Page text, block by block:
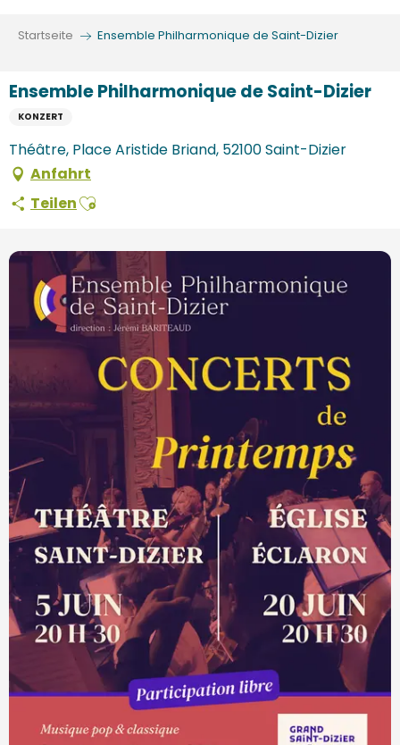
Startseite Ensemble Philharmonique de Saint-Dizier
Ensemble Philharmonique de Saint-Dizier
KONZERT
Théâtre, Place Aristide Briand, 52100 Saint-Dizier
Anfahrt
TeilenAjouter aux favoris